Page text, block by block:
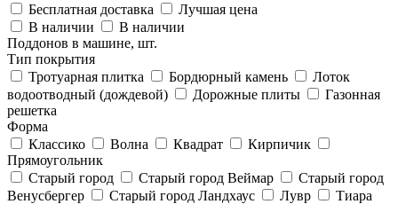
Бесплатная доставка
Лучшая цена
В наличии
В наличии
Поддонов в машине, шт.
Тип покрытия
Тротуарная плитка
Бордюрный камень
Лоток
водоотводный (дождевой)
Дорожные плиты
Газонная
решетка
Форма
Классико
Волна Квадрат
Кирпичик
Прямоугольник
Старый город
Старый город Веймар
Старый город
Венусбергер
Старый город Ландхаус Лувр
Тиара